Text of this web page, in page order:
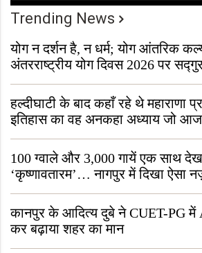
Trending News
योग न दर्शन है, न धर्म; योग आंतरिक
अंतरराष्ट्रीय योग दिवस 2026 पर
हल्दीघाटी के बाद कहाँ रहे थे महाराणा
इतिहास का वह अनकहा अध्याय जो आज
जीवित है
100 ग्वाले और 3,000 गायें एक साथ
‘कृष्णावतारम’… नागपुर में दिखा ऐसा
“ऐसा तो सिर्फ़ कृष्ण ही कर सकते हैं”
कानपुर के आदित्य दुबे ने CUET-PG में
कर बढ़ाया शहर का मान